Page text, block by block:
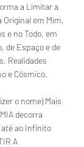
a Limitar a
Original em Mim,
e no Todo, em
de Espaço e de
Realidades
e Cósmico.
o nome) Mais
decorra
até ao Infinito
A